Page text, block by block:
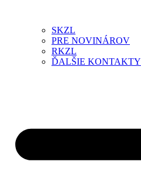
SKZL
PRE NOVINÁROV
RKZL
ĎALŠIE KONTAKTY